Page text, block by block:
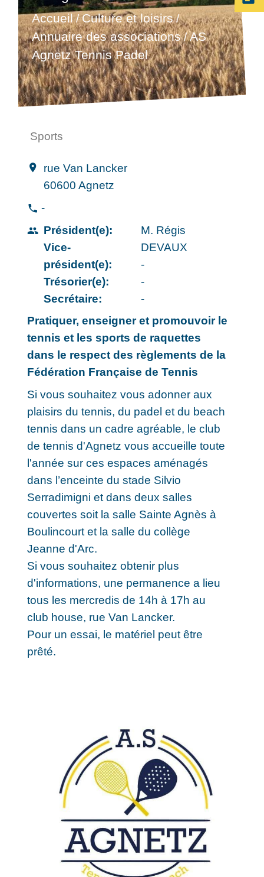
Accueil/Culture et loisirs/
Annuaire des associations/AS
Agnetz Tennis Padel
Sports
location_on
rue Van Lancker
60600 Agnetz
phone -
people Président(e):
Vice-
président(e):
Trésorier(e):
Secrétaire:
M. Régis
DEVAUX
-
-
-
Pratiquer, enseigner et promouvoir le
tennis et les sports de raquettes
dans le respect des règlements de la
Fédération Française de Tennis
Si vous souhaitez vous adonner aux
plaisirs du tennis, du padel et du beach
tennis dans un cadre agréable, le club
de tennis d'Agnetz vous accueille toute
l'année sur ces espaces aménagés
dans l’enceinte du stade Silvio
Serradimigni et dans deux salles
couvertes soit la salle Sainte Agnès à
Boulincourt et la salle du collège
Jeanne d'Arc.
Si vous souhaitez obtenir plus
d'informations, une permanence a lieu
tous les mercredis de 14h à 17h au
club house, rue Van Lancker.
Pour un essai, le matériel peut être
prêté.